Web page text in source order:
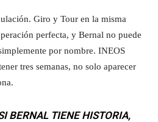
Giro y Tour en la misma
perfecta, y Bernal no puede
por nombre. INEOS
tres semanas, no solo aparecer
BERNAL TIENE HISTORIA,